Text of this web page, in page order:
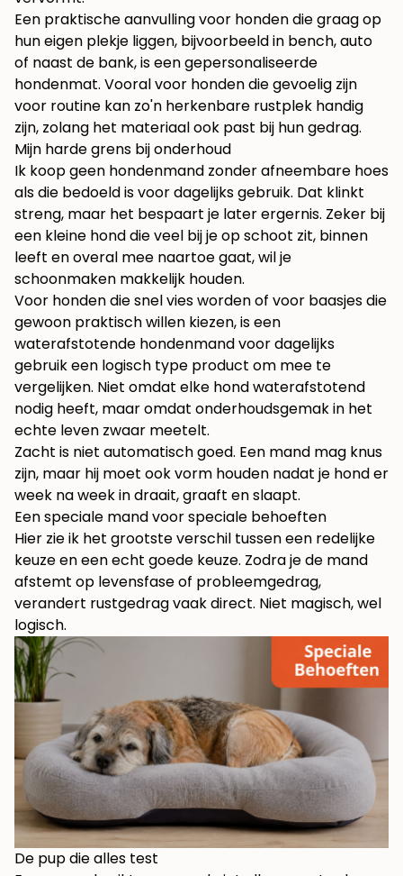
Een praktische aanvulling voor honden die graag op
hun eigen plekje liggen, bijvoorbeeld in bench, auto
of naast de bank, is eengepersonaliseerde
hondenmat. Vooral voor honden die gevoelig zijn
voor routine kan zo'n herkenbare rustplek handig
zijn, zolang het materiaal ook past bij hun gedrag.
Mijn harde grens bij onderhoud
Ik koop geen hondenmand zonder afneembare hoes
als die bedoeld is voor dagelijks gebruik. Dat klinkt
streng, maar het bespaart je later ergernis. Zeker bij
een kleine hond die veel bij je op schoot zit, binnen
leeft en overal mee naartoe gaat, wil je
schoonmaken makkelijk houden.
Voor honden die snel vies worden of voor baasjes die
gewoon praktisch willen kiezen, is een
waterafstotende hondenmand voor dagelijks
gebruikeen logisch type product om mee te
vergelijken. Niet omdat elke hond waterafstotend
nodig heeft, maar omdat onderhoudsgemak in het
echte leven zwaar meetelt.
Zacht is niet automatisch goed. Een mand mag knus
zijn, maar hij moet ook vorm houden nadat je hond er
week na week in draait, graaft en slaapt.
Een speciale mand voor speciale behoeften
Hier zie ik het grootste verschil tussen een redelijke
keuze en een echt goede keuze. Zodra je de mand
afstemt op levensfase of probleemgedrag,
verandert rustgedrag vaak direct. Niet magisch, wel
logisch.
De pup die alles test